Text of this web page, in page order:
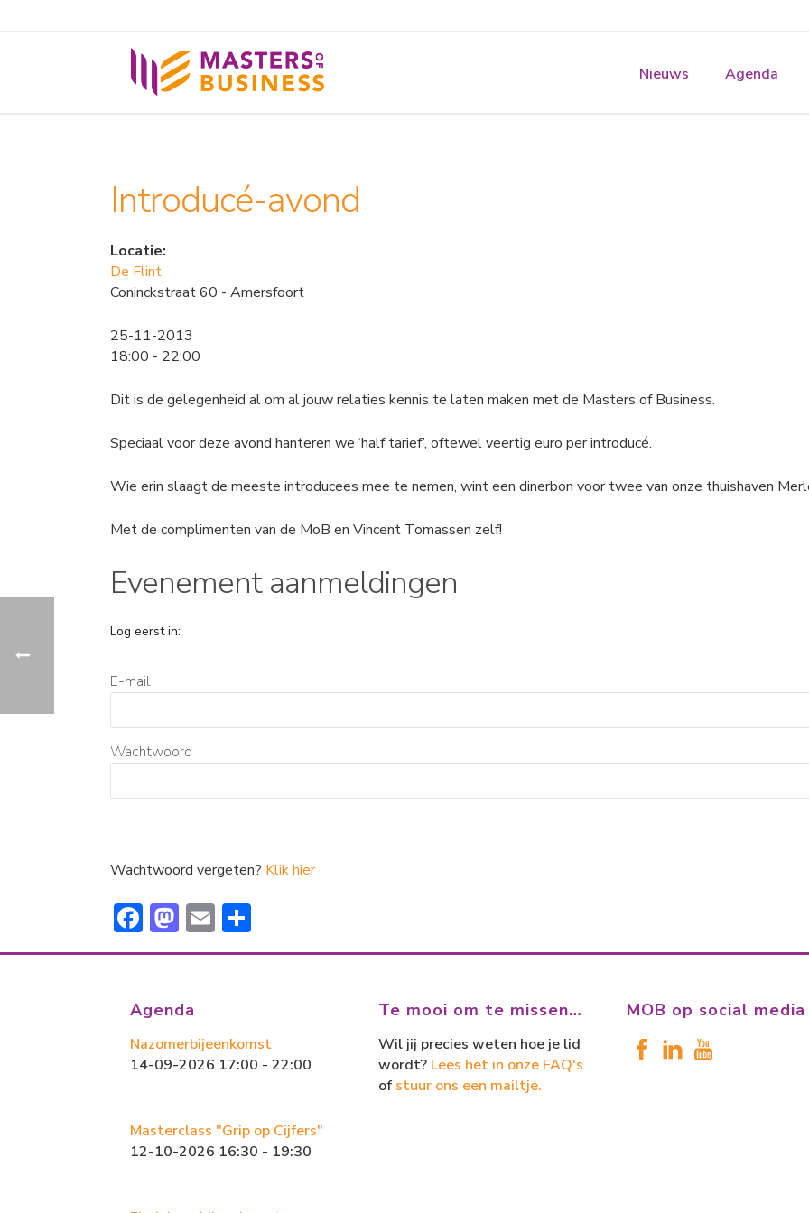
Nieuws Agenda
Introducé-avond
Locatie:
De Flint
Coninckstraat 60 - Amersfoort
25-11-2013
18:00 - 22:00
Dit is de gelegenheid al om al jouw relaties kennis te laten maken met de Masters of Business.
Speciaal voor deze avond hanteren we ‘half tarief’, oftewel veertig euro per introducé.
Wie erin slaagt de meeste introducees mee te nemen, wint een dinerbon voor twee van onze thuishaven
Met de complimenten van de MoB en Vincent Tomassen zelf!
Evenement aanmeldingen
Log eerst in:
E-mail
Wachtwoord
Wachtwoord vergeten? Klik hier
F
ac
b
o
ok
M
a
o
d
o
E
m el
Agenda
Nazomerbijeenkomst
14-09-2026 17:00 - 22:00
Masterclass "Grip op Cijfers"
12-10-2026 16:30 - 19:30
Te mooi om te missen…
Wil jij precies weten hoe je lid
wordt? Lees het in onze FAQ's
of stuur ons een mailtje.
MOB op social media